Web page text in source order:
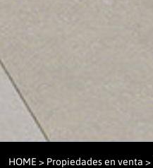
HOME > Propiedades en venta >